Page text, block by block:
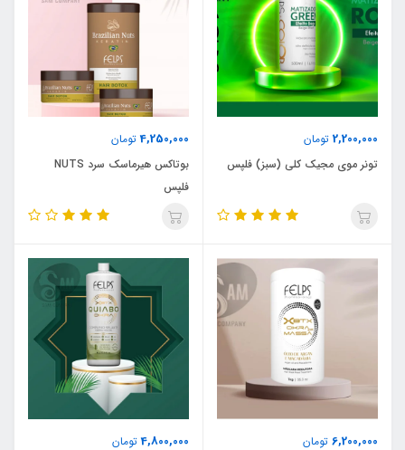
2,200,000 تومان
تونر موی مجیک کلی (سبز) فلپس
4,250,000تومان
بوتاکس هیرماسک سرد NUTS
فلپس
6,200,000 تومان
4,800,000تومان